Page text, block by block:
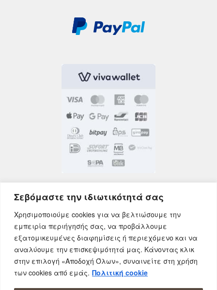
Σεβόμαστε την ιδιωτικότητά σας
Χρησιμοποιούμε cookies για να βελτιώσουμε την
εμπειρία περιήγησής σας, να προβάλλουμε
εξατομικευμένες διαφημίσεις ή περιεχόμενο και να
αναλύουμε την επισκεψιμότητά μας. Κάνοντας κλικ
στην επιλογή «Αποδοχή Όλων», συναινείτε στη χρήση
των cookies από εμάς. Πολιτική cookie
© AfrOnline.gr - Αφοί Προκοπίδη Ο.Ε 2026 | All